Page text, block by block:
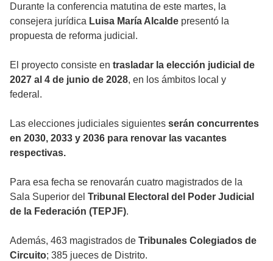
Durante la conferencia matutina de este martes, la
consejera jurídica Luisa María Alcalde presentó la
propuesta de reforma judicial.
El proyecto consiste en trasladar la elección judicial de
2027 al 4 de junio de 2028, en los ámbitos local y
federal.
Las elecciones judiciales siguientes serán concurrentes
en 2030, 2033 y 2036 para renovar las vacantes
respectivas.
Para esa fecha se renovarán cuatro magistrados de la
Sala Superior del Tribunal Electoral del Poder Judicial
de la Federación (TEPJF).
Además, 463 magistrados de Tribunales Colegiados de
Circuito; 385 jueces de Distrito.